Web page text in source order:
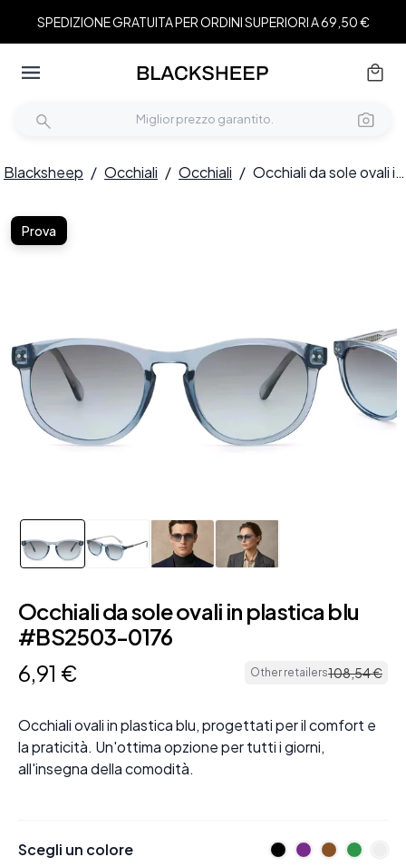
SPEDIZIONE GRATUITA PER ORDINI SUPERIORI A 69,50 €
Blacksheep / Occhiali / Occhiali / Occhiali da sole ovali in plastica blu #BS2503-0176
Prova
Occhiali da sole ovali in plastica blu
#BS2503-0176
6,91 € Other retailers108,54€
Occhiali ovali in plastica blu, progettati per il comfort e
la praticità. Un'ottima opzione per tutti i giorni,
all'insegna della comodità.
Scegli un colore